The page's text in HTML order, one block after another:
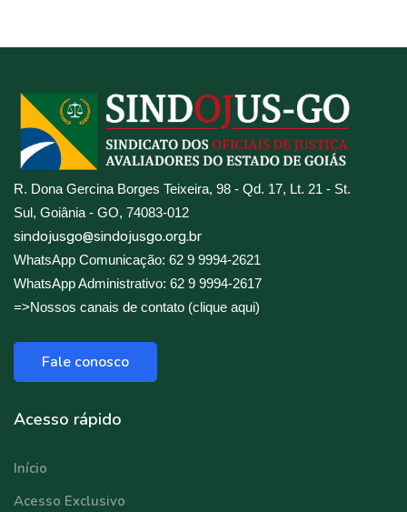
R. Dona Gercina Borges Teixeira, 98 - Qd. 17, Lt. 21 - St.
Sul, Goiânia - GO, 74083-012
sindojusgo@sindojusgo.org.br
WhatsApp Comunicação: 62 9 9994-2621
WhatsApp Administrativo: 62 9 9994-2617
=>Nossos canais de contato (clique aqui)
Fale conosco
Acesso rápido
Início
Acesso Exclusivo